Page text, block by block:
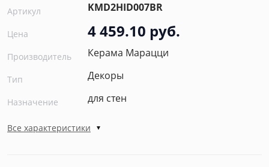
Артикул KMD2HID007BR
Цена 4 459.10 руб.
Производитель Керама Марацци
Тип Декоры
Назначение для стен
Все характеристики